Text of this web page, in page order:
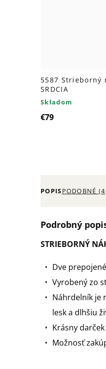
5587 Strieborný
SRDCIA
Skladom
€79
POPISPODOBNÉ
Podrobný
STRIEBORNÝ
Dve
Vyrobený zo
Náhrdelník je
lesk a dlhšiu
Krásny
Možnosť